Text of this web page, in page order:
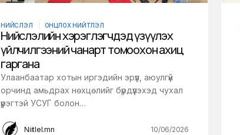
НИЙСЛЭЛ ОНЦЛОХ НИЙТЛЭЛ
Нийслэлийн хэрэглэгчдэд үзүүлэх
үйлчилгээний чанарт томоохон ахиц
гаргана
Улаанбаатар хотын иргэдийн эрүүл, аюулгүй
орчинд амьдрах нөхцөлийг бүрдүүлэхэд чухал
үүрэгтэй УСУГ болон…
Niitlel.mn 10/06/2026